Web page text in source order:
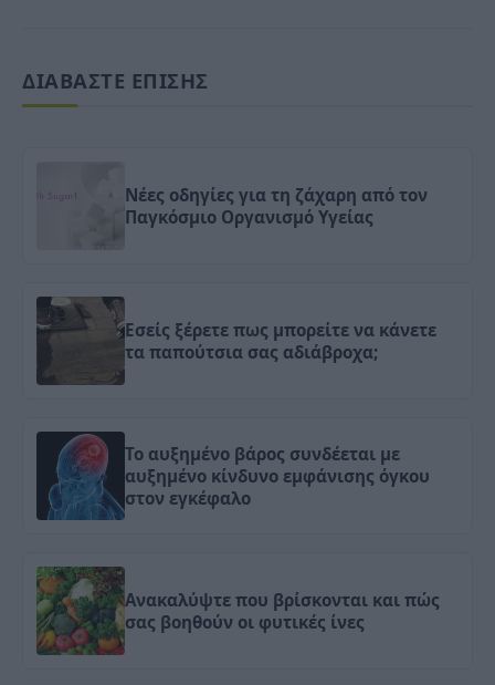
ΔΙΑΒΑΣΤΕ ΕΠΙΣΗΣ
Νέες οδηγίες για τη ζάχαρη από τον
Παγκόσμιο Οργανισμό Υγείας
Εσείς ξέρετε πως μπορείτε να κάνετε
τα παπούτσια σας αδιάβροχα;
Το αυξημένο βάρος συνδέεται με
αυξημένο κίνδυνο εμφάνισης όγκου
στον εγκέφαλο
Ανακαλύψτε που βρίσκονται και πώς
σας βοηθούν οι φυτικές ίνες